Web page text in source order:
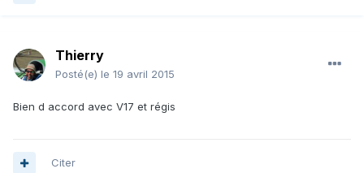
Thierry
Posté(e) le 19 avril 2015
Bien d accord avec V17 et régis
Citer